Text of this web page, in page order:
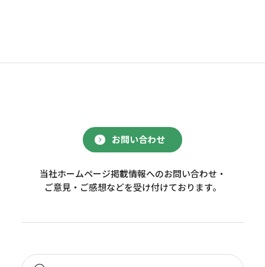
お問い合わせ
当社ホームページ掲載情報へのお問い合わせ・
ご意見・ご感想などを受け付けております。